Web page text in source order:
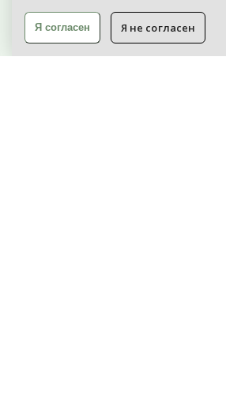
Я не согласен
Я согласен